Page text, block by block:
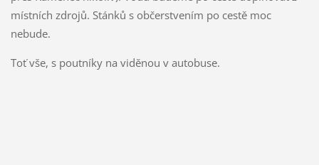
místních zdrojů. Stánků s občerstvením po cestě moc
nebude.
Toť vše, s poutníky na viděnou v autobuse.